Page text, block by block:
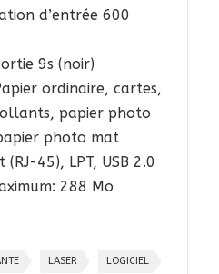
d’entrée 600
9s (noir)
ordinaire, cartes,
papier photo
photo mat
45), LPT, USB 2.0
288 Mo
LASER LOGICIEL